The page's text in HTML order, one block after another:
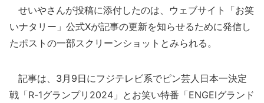
せいやさんが投稿に添付したのは、ウェブサイト「お笑
いナタリー」公式Xが記事の更新を知らせるために発信し
たポストの一部スクリーンショットとみられる。
記事は、3月9日にフジテレビ系でピン芸人日本一決定
戦「R-1グランプリ2024」とお笑い特番「ENGEIグランド